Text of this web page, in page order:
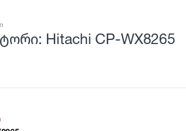
Hitachi CP-WX8265